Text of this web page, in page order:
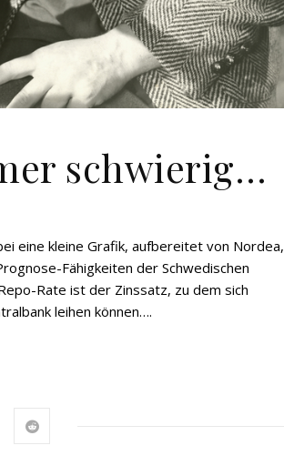
schwierig…
eine kleine Grafik, aufbereitet von Nordea,
Fähigkeiten der Schwedischen
Rate ist der Zinssatz, zu dem sich
leihen können….